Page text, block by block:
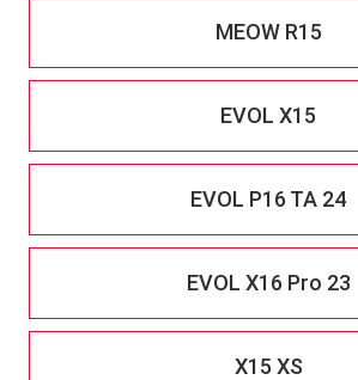
MEOW R15
EVOL X15
EVOL P16 TA 24
EVOL X16 Pro 23
X15 XS